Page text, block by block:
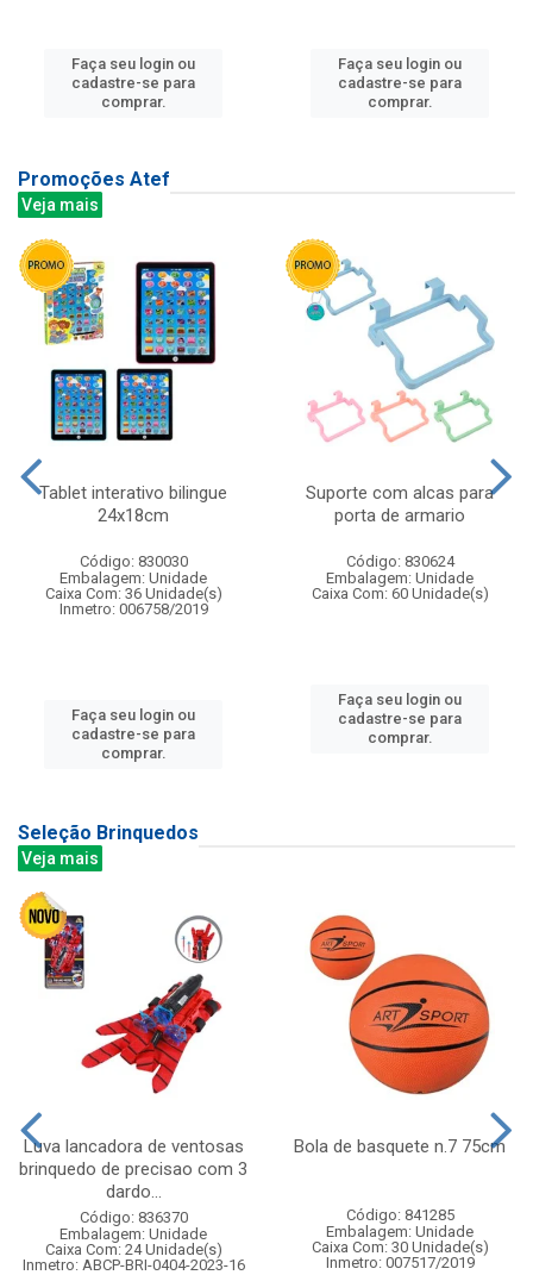
Faça seu login ou
cadastre-se para
comprar.
Faça seu login ou
cadastre-se para
comprar.
Promoções Atef
Veja mais
Tablet interativo bilingue
24x18cm
Código: 830030
Embalagem: Unidade
Caixa Com: 36 Unidade(s)
Inmetro: 006758/2019
Faça seu login ou
cadastre-se para
comprar.
Suporte com alcas para
porta de armario
Código: 830624
Embalagem: Unidade
Caixa Com: 60 Unidade(s)
Faça seu login ou
cadastre-se para
comprar.
Seleção Brinquedos
Veja mais
Luva lancadora de ventosas
brinquedo de precisao com 3
dardo...
Código: 836370
Embalagem: Unidade
Caixa Com: 24 Unidade(s)
Inmetro: ABCP-BRI-0404-2023-16
Bola de basquete n.7 75cm
Código: 841285
Embalagem: Unidade
Caixa Com: 30 Unidade(s)
Inmetro: 007517/2019